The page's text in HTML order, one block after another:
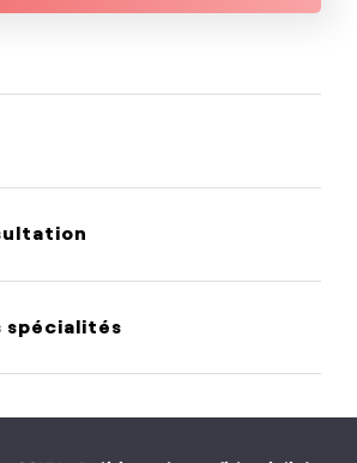
spécialités